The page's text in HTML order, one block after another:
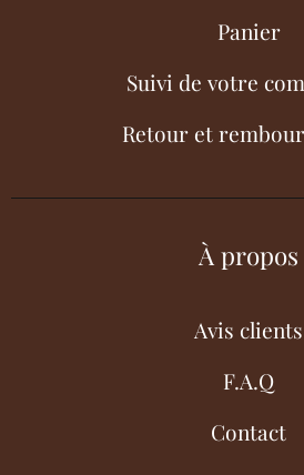
Panier
Suivi de votre
Retour et
À propos
Avis clients
F.A.Q
Contact